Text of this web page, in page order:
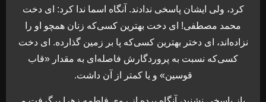
کرد، ولی ایشان پاسخی ندادند. آنگاه اسما ندا کرد: ای دخت
محمد مصطفی! ای دخت بهترین کسی‌که زنان همچو او را
نزاده‌اند، ای دختر بهترین کسی‌که پا بر زمین گذارده. ای دخت
کسی‌که نسبت به پروردگارش فاصله‌ای به مقدار «قاب
قوسین» و یا کمتر از آن داشت.